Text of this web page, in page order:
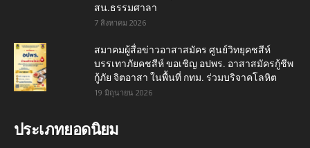
สน.ธรรมศาลา
7 สิงหาคม 2026
สมาคมผู้สื่อข่าวอาสาสมัคร ศูนย์วิทยุคชสีห์
บรรเทาภัยคชสีห์ ขอเชิญ อปพร. อาสาสมัครกู้ชีพ
กู้ภัย จิตอาสา ในพื้นที่ กทม. ร่วมบริจาคโลหิต
19 มิถุนายน 2026
ประเภทยอดนิยม